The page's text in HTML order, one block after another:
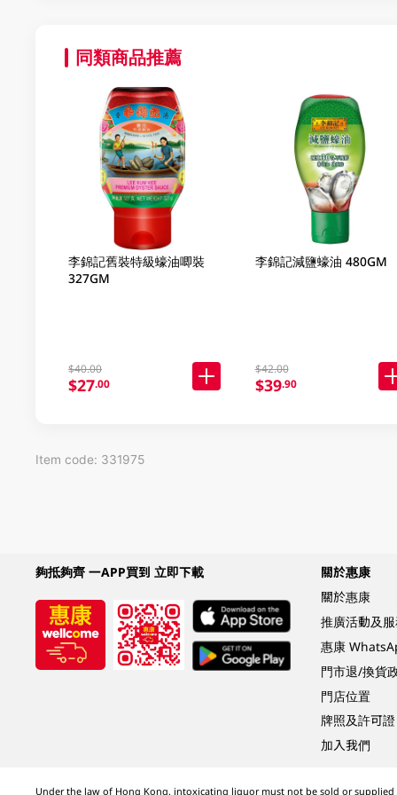
同類商品推薦
李錦記舊裝特級蠔油唧裝
327GM
$40.00
$27.00
李錦記減鹽蠔油 480GM
$42.00
$39.90
Item code: 331975
夠抵夠齊 一APP買到 立即下載
關於惠康
關於惠康
推廣活動及
惠康
門市退/換貨
門店位置
牌照及許可證
加入我們
Under the law of Hong Kong, intoxicating liquor must not be sold or